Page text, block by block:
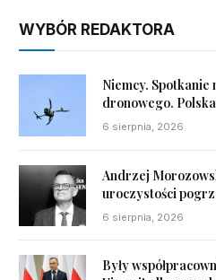
WYBÓR REDAKTORA
Niemcy.
dronowego.
6 sierpnia, 2026
Andrzej
uroczystości
6 sierpnia, 2026
Były